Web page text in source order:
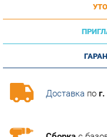
Доставкапог.